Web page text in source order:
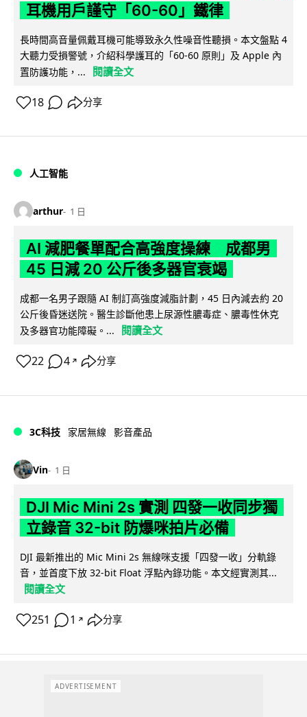
耳機用戶謹守「60-60」鐵律
長時間高音量佩戴耳機可能導致永久性噪音性聽損。本文盤點 4
大聽力受損警號，介紹科學護耳的「60-60 原則」及 Apple 內
置防護功能，...
閱讀全文
18 分享
人工智能
arthur 1 日
AI 減肥餐單配合高強度操練 成都男
45 日減 20 公斤後多器官衰竭
成都一名男子跟隨 AI 制訂高強度減脂計劃，45 日內減去約 20
公斤後昏迷送院。醫生診斷他患上尿源性膿毒症、膿毒性休克
及多器官功能障礙。...
閱讀全文
22 4 ↗ 分享
3C科技 家居無線 影音產品
Vin 1 日
DJI Mic Mini 2s 實測 四發一收同步獨
立錄音 32-bit 防爆咪拍片必備
DJI 最新推出的 Mic Mini 2s 無線咪支援「四發一收」分軌錄
音，並首度下放 32-bit Float 浮點內錄功能。本文經實測其...
閱讀全文
251 1 ↗ 分享
ADVERTISEMENT